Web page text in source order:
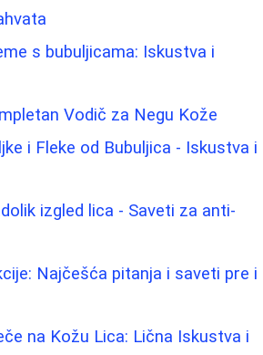
s bubuljicama: Iskustva i
Vodič za Negu Kože
i Fleke od Bubuljica - Iskustva i
izgled lica - Saveti za anti-
Najčešća pitanja i saveti pre i
na Kožu Lica: Lična Iskustva i